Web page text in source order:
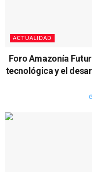
ACTUALIDAD
Foro Amazonía
tecnológica y el